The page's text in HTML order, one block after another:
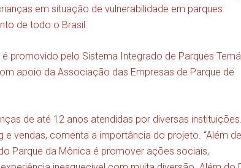
em situação de vulnerabilidade em parques
de todo o Brasil.
promovido pelo Sistema Integrado de Parques
apoio da Associação das Empresas de Parque de
de até 12 anos atendidas por diversas instituições.
e vendas, comenta a importância do projeto. “Além de
Parque da Mônica é promover ações sociais,